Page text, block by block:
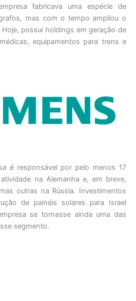
fabricava uma espécie de
mas com o tempo ampliou o
possui holdings em geração de
equipamentos para trens e
é responsável por pelo menos 17
na Alemanha e, em breve,
outras na Rússia. Investimentos
de painéis solares para Israel
se tornasse ainda uma das
segmento.